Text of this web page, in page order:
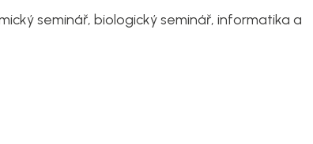
seminář, biologický seminář, informatika a